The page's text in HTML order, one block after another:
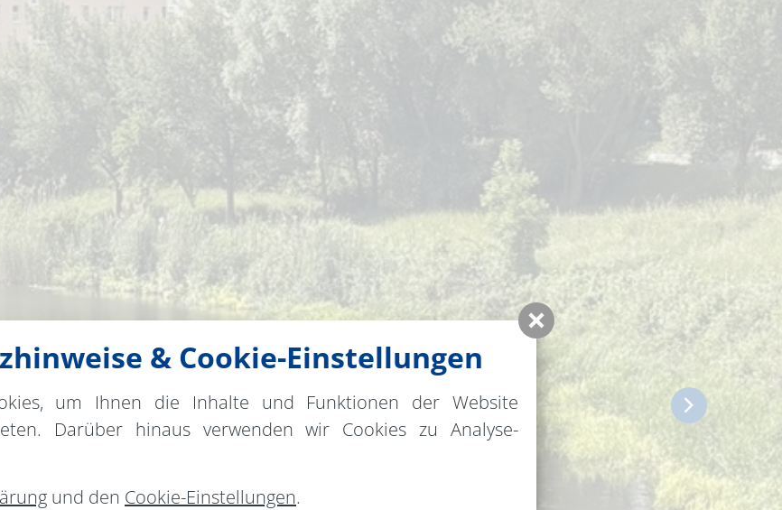
& Cookie-Einstellungen
um Ihnen die Inhalte und Funktionen der Website
Darüber hinaus verwenden wir Cookies zu Analyse-
und den Cookie-Einstellungen.